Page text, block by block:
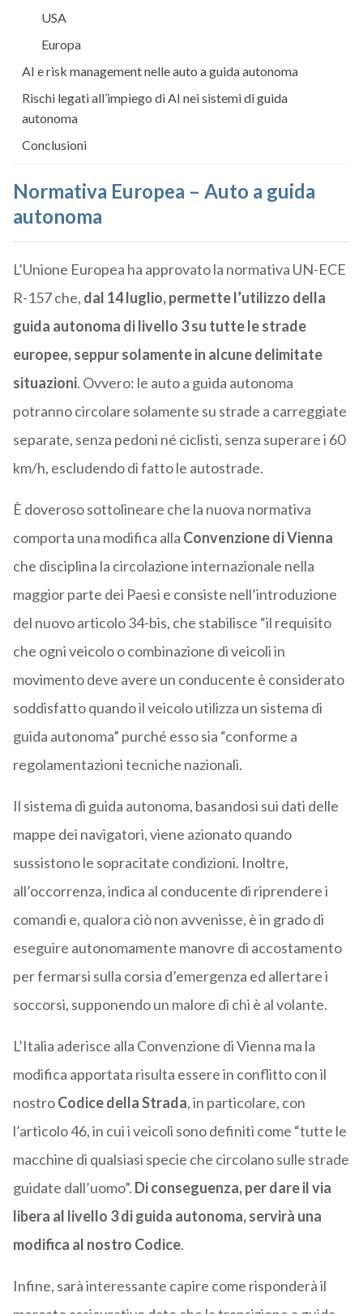
USA
Europa
AI e risk management nelle auto a guida autonoma
Rischi legati all’impiego di AI nei sistemi di guida
autonoma
Conclusioni
Normativa Europea – Auto a guida
autonoma
L’Unione Europea ha approvato la normativa UN-ECE
R-157 che, dal 14 luglio, permette l’utilizzo della
guida autonoma di livello 3 su tutte le strade
europee, seppur solamente in alcune delimitate
situazioni. Ovvero: le auto a guida autonoma
potranno circolare solamente su strade a carreggiate
separate, senza pedoni né ciclisti, senza superare i 60
km/h, escludendo di fatto le autostrade.
È doveroso sottolineare che la nuova normativa
comporta una modifica alla Convenzione di Vienna
che disciplina la circolazione internazionale nella
maggior parte dei Paesi e consiste nell’introduzione
del nuovo articolo 34-bis, che stabilisce “il requisito
che ogni veicolo o combinazione di veicoli in
movimento deve avere un conducente è considerato
soddisfatto quando il veicolo utilizza un sistema di
guida autonoma” purché esso sia “conforme a
regolamentazioni tecniche nazionali.
Il sistema di guida autonoma, basandosi sui dati delle
mappe dei navigatori, viene azionato quando
sussistono le sopracitate condizioni. Inoltre,
all’occorrenza, indica al conducente di riprendere i
comandi e, qualora ciò non avvenisse, è in grado di
eseguire autonomamente manovre di accostamento
per fermarsi sulla corsia d’emergenza ed allertare i
soccorsi, supponendo un malore di chi è al volante.
L’Italia aderisce alla Convenzione di Vienna ma la
modifica apportata risulta essere in conflitto con il
nostroCodice della Strada, in particolare, con
l’articolo 46, in cui i veicoli sono definiti come “tutte le
macchine di qualsiasi specie che circolano sulle strade
guidate dall’uomo”. Di conseguenza, per dare il via
libera al livello 3 di guida autonoma, servirà una
modifica al nostro Codice.
Infine, sarà interessante capire come risponderà il